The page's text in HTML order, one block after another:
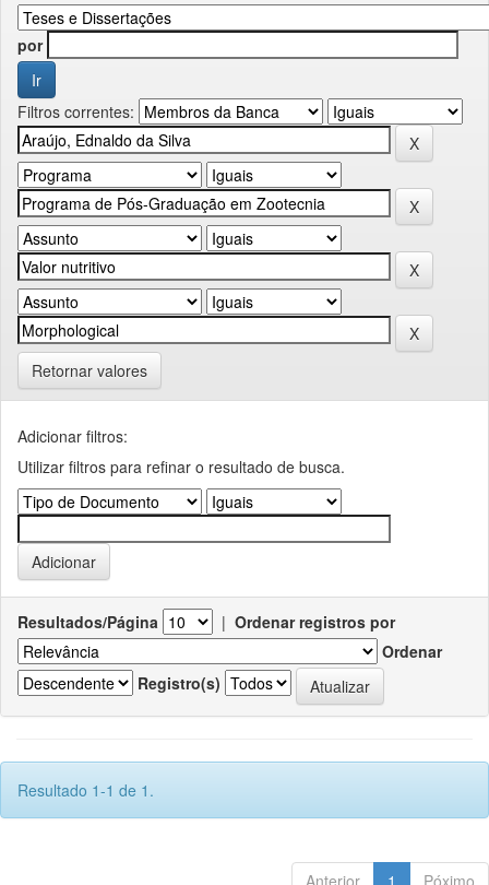
por
Filtros correntes:
Retornar valores
Adicionar filtros:
Utilizar filtros para refinar o resultado de busca.
Resultados/Página | Ordenar registros por
Ordenar
Registro(s)
Resultado 1-1 de 1.
Anterior 1 Póximo